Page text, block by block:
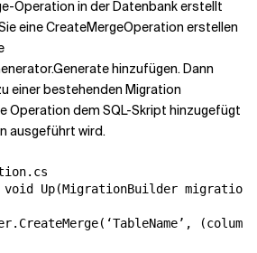
Operation in der Datenbank erstellt
eine CreateMergeOperation erstellen
hinzufügen. Dann
einer bestehenden Migration
Operation dem SQL-Skript hinzugefügt
ausgeführt wird.
Up(MigrationBuilder